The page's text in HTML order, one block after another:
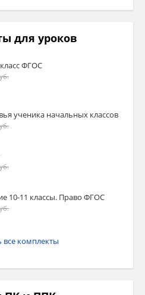
для уроков
ФГОС
ученика начальных классов
10-11 классы. Право ФГОС
все комплекты